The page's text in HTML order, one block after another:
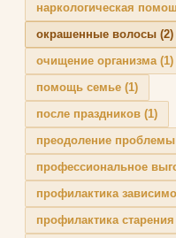
наркологическая
окрашенные волосы (2)
очищение организма(1)
помощь семье (1)
после праздников (1)
преодоление проблемы
профессиональное
профилактика
профилактика старения